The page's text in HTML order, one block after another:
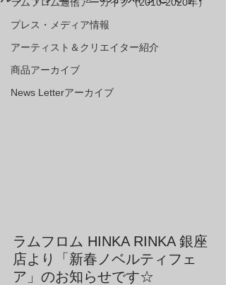
プレス・メディア情報
アーティスト＆クリエイター紹介
商品アーカイブ
News Letterアーカイブ
ラムフロム HINKA RINKA 銀座
店より「新春ノベルティフェ
ア」のお知らせです☆